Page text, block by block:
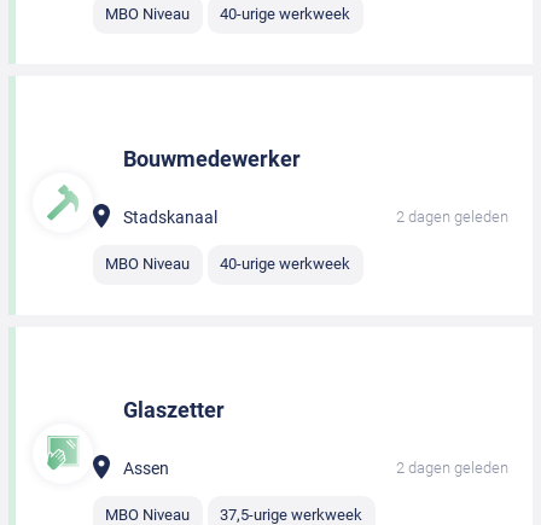
MBO Niveau 40-urige werkweek
Bouwmedewerker
Stadskanaal 2 dagen geleden
MBO Niveau 40-urige werkweek
Glaszetter
Assen 2 dagen geleden
MBO Niveau 37,5-urige werkweek